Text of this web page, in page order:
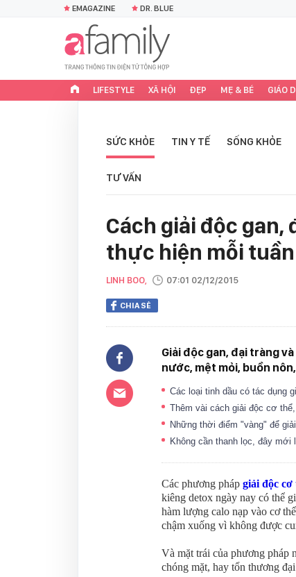
EMAGAZINE DR. BLUE
LIFESTYLE XÃ HỘI ĐẸP MẸ & BÉ GIÁO
SỨC KHỎE TIN Y TẾ SỐNG KHỎE
TƯ VẤN
Cách giải độc gan,
thực hiện mỗi tuần
LINH BOO, 07:01 02/12/2015
CHIA SẺ
Giải độc gan, đại tràng
nước, mệt mỏi, buồn
Các loại tinh dầu có tác dụng
Thêm vài cách giải độc cơ
Những thời điểm "vàng" để
Không cần thanh lọc, đây
Các phương pháp giải độc cơ
kiêng detox ngày nay có thể
hàm lượng calo nạp vào cơ
chậm xuống vì không được
Và mặt trái của phương pháp
chóng mặt, hay tổn thương